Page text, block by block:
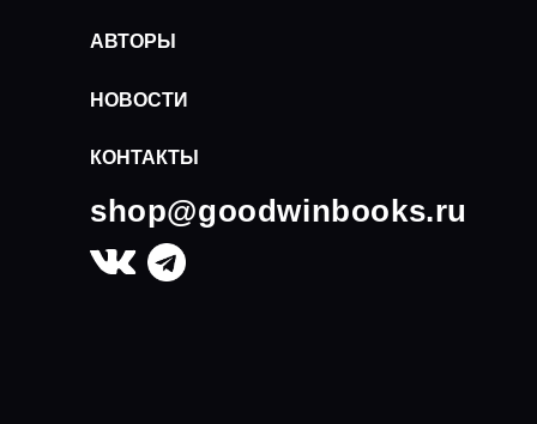
shop@goodwinbooks.ru
АВТОРЫ
НОВОСТИ
КОНТАКТЫ